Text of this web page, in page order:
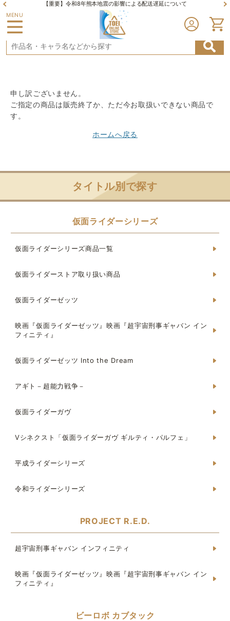
【重要】令和8年熊本地震の影響による配送遅延について
MENU
申し訳ございません。
ご指定の商品は販売終了か、ただ今お取扱いできない商品で
す。
ホームへ戻る
タイトル別で探す
仮面ライダーシリーズ
仮面ライダーシリーズ商品一覧
仮面ライダーストア取り扱い商品
仮面ライダーゼッツ
映画『仮面ライダーゼッツ』映画『超宇宙刑事ギャバン イン
フィニティ』
仮面ライダーゼッツ Into the Dream
アギト－超能力戦争－
仮面ライダーガヴ
Vシネクスト「仮面ライダーガヴ ギルティ・パルフェ」
平成ライダーシリーズ
令和ライダーシリーズ
PROJECT R.E.D.
超宇宙刑事ギャバン インフィニティ
映画『仮面ライダーゼッツ』映画『超宇宙刑事ギャバン イン
フィニティ』
ビーロボ カブタック